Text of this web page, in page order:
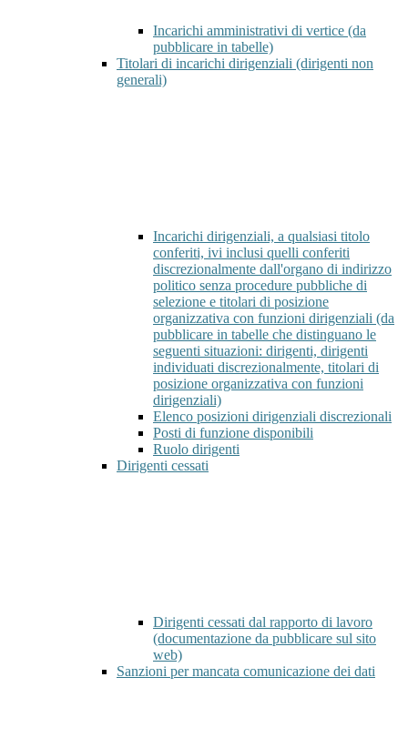
Incarichi amministrativi di vertice (da
pubblicare in tabelle)
Titolari di incarichi dirigenziali (dirigenti non
generali)
Incarichi dirigenziali, a qualsiasi titolo
conferiti, ivi inclusi quelli conferiti
discrezionalmente dall'organo di indirizzo
politico senza procedure pubbliche di
selezione e titolari di posizione
organizzativa con funzioni dirigenziali (da
pubblicare in tabelle che distinguano le
seguenti situazioni: dirigenti, dirigenti
individuati discrezionalmente, titolari di
posizione organizzativa con funzioni
dirigenziali)
Elenco posizioni dirigenziali discrezionali
Posti di funzione disponibili
Ruolo dirigenti
Dirigenti cessati
Dirigenti cessati dal rapporto di lavoro
(documentazione da pubblicare sul sito
web)
Sanzioni per mancata comunicazione dei dati